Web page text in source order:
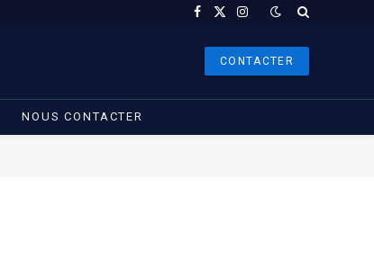
Facebook
X
Instagram
CONTACTER
NOUS CONTACTER